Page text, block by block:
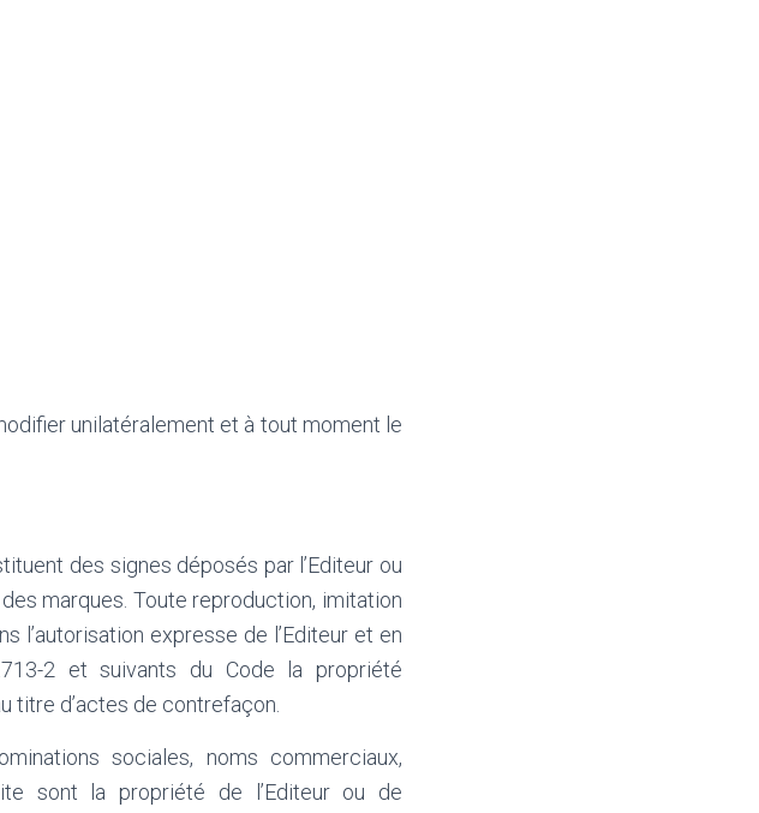
unilatéralement et à tout moment le
des signes déposés par l’Editeur ou
marques. Toute reproduction, imitation
l’autorisation expresse de l’Editeur et en
2 et suivants du Code la propriété
titre d’actes de contrefaçon.
sociales, noms commerciaux,
sont la propriété de l’Editeur ou de